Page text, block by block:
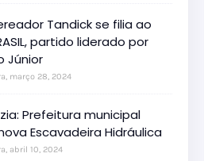
Tandick se filia ao
partido liderado por
Júnior
março 28, 2024
Prefeitura municipal
Escavadeira Hidráulica
abril 10, 2024